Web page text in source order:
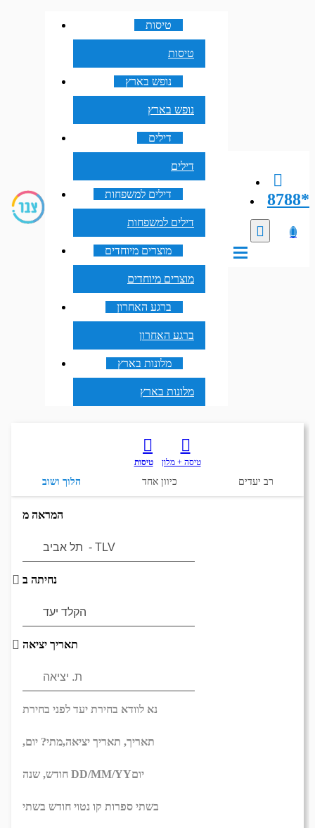
8788*
טיסות
טיסות
נופש בארץ
נופש בארץ
דילים
דילים
דילים למשפחות
דילים למשפחות
מוצרים מיוחדים
מוצרים מיוחדים
ברגע האחרון
ברגע האחרון
מלונות בארץ
מלונות בארץ
טיסות טיסה + מלון
הלוך ושוב כיוון אחד רב יעדים
המראה מ
נחיתה ב
תאריך יציאה
נא לוודא בחירת יעד לפני בחירת
תאריך, תאריך יציאה,מתי? יום,
DD/MM/YYיום
בשתי ספרות קו נטוי חודש בשתי